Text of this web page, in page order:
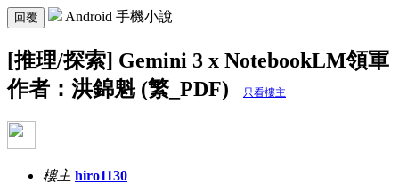
回覆 Android 手機小說
[推理/探索] Gemini 3 x NotebookLM領軍
作者：洪錦魁 (繁_PDF)
只看樓主
樓主 hiro1130